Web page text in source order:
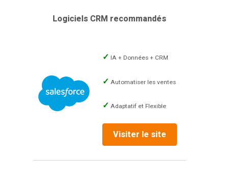
Logiciels CRM recommandés
IA + Données + CRM
Automatiser les ventes
Adaptatif et Flexible
Visiter le site